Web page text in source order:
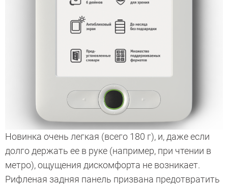
Новинка очень легкая (всего 180 г), и, даже если
долго держать ее в руке (например, при чтении в
метро), ощущения дискомфорта не возникает.
Рифленая задняя панель призвана предотвратить